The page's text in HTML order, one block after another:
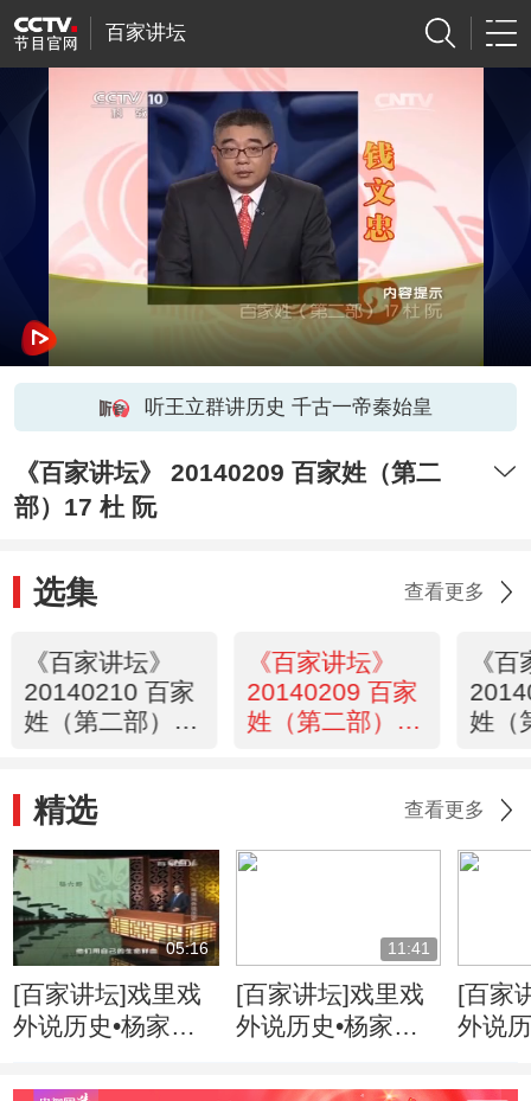
百家讲坛
听王立群讲历史 千古一帝秦始皇
《百家讲坛》 20140209 百家姓（第二
部）17 杜 阮
选集 查看更多
《百家讲坛》
20140210 百家
姓（第二部）18
《百家讲坛》
20140209 百家
姓（第二部）17
《
姓（
精选 查看更多
05:16
[百家讲坛]戏里戏
外说历史•杨家将
11:41
[百家讲坛]戏里戏
外说历史•杨家将
[百家
外说